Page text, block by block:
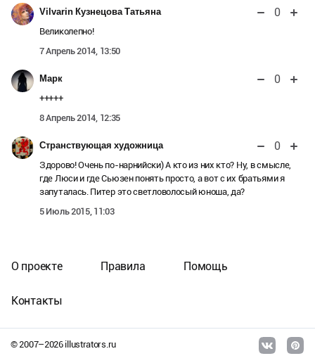
Vilvarin Кузнецова Татьяна 0
Великолепно!
7 Апрель 2014, 13:50
Марк 0
+++++
8 Апрель 2014, 12:35
Странствующая художница 0
Здорово! Очень по-нарнийски) А кто из них кто? Ну, в смысле,
где Люси и где Сьюзен понять просто, а вот с их братьями я
запуталась. Питер это светловолосый юноша, да?
5 Июль 2015, 11:03
© 2007–2026illustrators.ru
О проекте Правила Помощь
Контакты